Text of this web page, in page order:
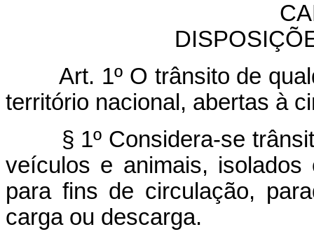
Art. 1º O trânsito de
território nacional, abertas à
§ 1º Considera-se
veículos e animais,
para fins de circulação,
carga ou descarga.